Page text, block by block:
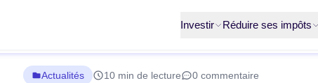
Investir Réduire ses impôts
Actualités 10 min de lecture 0 commentaire